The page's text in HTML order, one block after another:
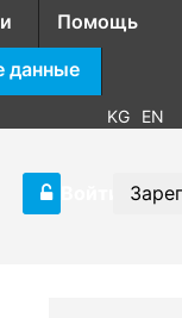
Помощь
данные
KG EN